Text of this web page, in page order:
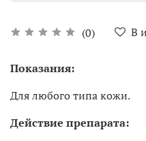
(0) В
Показания:
Для любого типа кожи.
Действие препарата: